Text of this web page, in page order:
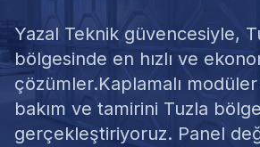
Yazal Teknik güvencesiyle,
bölgesinde en hızlı ve
çözümler.Kaplamalı
bakım ve tamirini Tuzla
gerçekleştiriyoruz. Panel